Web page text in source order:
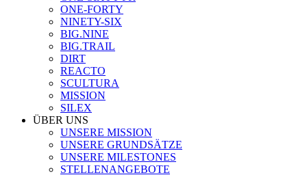
ONE-FORTY
NINETY-SIX
BIG.NINE
BIG.TRAIL
DIRT
REACTO
SCULTURA
MISSION
SILEX
ÜBER UNS
UNSERE MISSION
UNSERE GRUNDSÄTZE
UNSERE MILESTONES
STELLENANGEBOTE